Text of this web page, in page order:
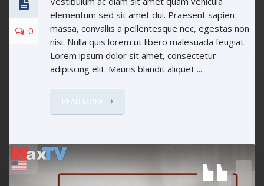
0
elementum sed sit amet dui. Praesent sapien
massa, convallis a pellentesque nec, egestas non
nisi. Nulla quis lorem ut libero malesuada feugiat.
Lorem ipsum dolor sit amet, consectetur
adipiscing elit. Mauris blandit aliquet ...
READ MORE